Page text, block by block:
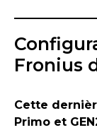
Fronius
Cette
Primo et